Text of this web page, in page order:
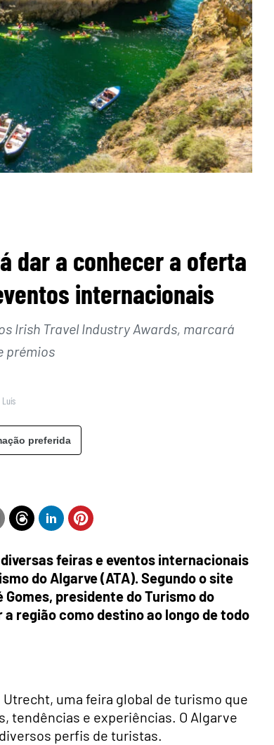
dar a conhecer a oferta
internacionais
Irish Travel Industry Awards, marcará
prémios
preferida
feiras e eventos internacionais
do Algarve (ATA). Segundo o site
presidente do Turismo do
região como destino ao longo de todo
Utrecht, uma feira global de turismo que
tendências e experiências. O Algarve
perfis de turistas.